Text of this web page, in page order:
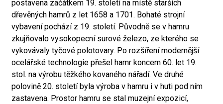
postavena začátkem 19. století na místě starších
dřevěných hamrů z let 1658 a 1701. Bohaté strojní
vybavení pochází z 19. století. Původně se v hamru
zkujňovalo vysokopecní surové železo, ze kterého se
vykovávaly tyčové polotovary. Po rozšíření modernější
ocelářské technologie přešel hamr koncem 60. let 19.
stol. na výrobu těžkého kovaného nářadí. Ve druhé
polovině 20. století byla výroba v hamru i v huti pod ním
zastavena. Prostor hamru se stal muzejní expozicí,